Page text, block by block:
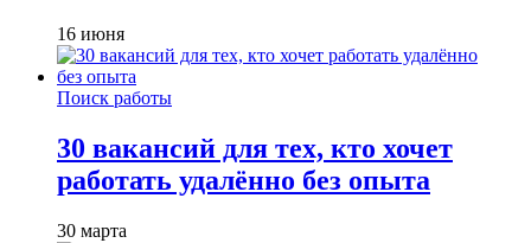
16 июня
Поиск работы
30 вакансий для тех, кто хочет
работать удалённо без опыта
30 марта